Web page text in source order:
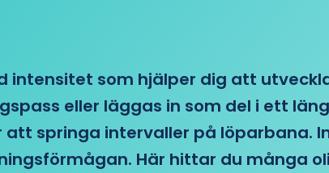
som hjälper dig att
eller läggas in som del i ett
springa intervaller på löparbana.
Här hittar du många